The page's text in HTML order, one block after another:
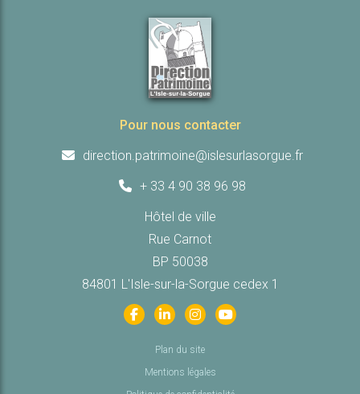
Pour nous contacter
direction.patrimoine@islesurlasorgue.fr
+ 33 4 90 38 96 98
Hôtel de ville
Rue Carnot
BP 50038
84801 L'Isle-sur-la-Sorgue cedex 1
Plan du site
Mentions légales